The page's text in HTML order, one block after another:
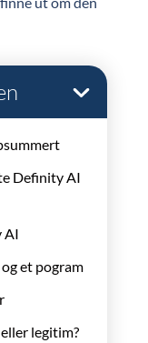
Definity AI
AI
et pogram
legitim?